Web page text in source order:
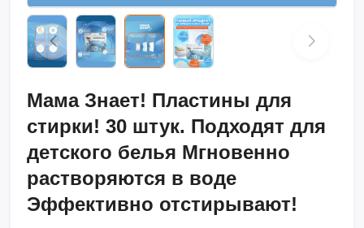
Мама Знает! Пластины для
стирки! 30 штук. Подходят для
детского белья Мгновенно
растворяются в воде
Эффективно отстирывают!